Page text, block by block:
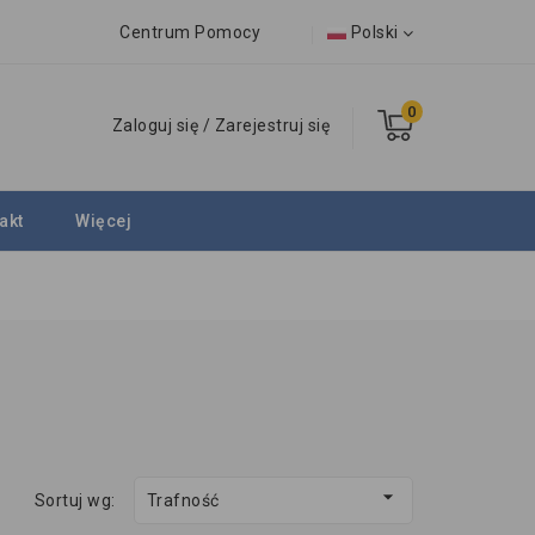
Centrum Pomocy Polski
0
Zaloguj się / Zarejestruj się
Więcej
Sortuj wg: Trafność 